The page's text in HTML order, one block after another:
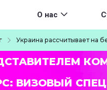
Main navigation
О нас
Украина рассчитывает на
ВИЗОВЫЙ